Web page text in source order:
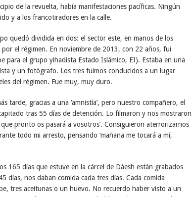
de la revuelta, había manifestaciones pacíficas. Ningún
y a los francotiradores en la calle.
quedó dividida en dos: el sector este, en manos de los
el régimen. En noviembre de 2013, con 22 años, fui
para el grupo yihadista Estado Islámico, EI). Estaba en una
y un fotógrafo. Los tres fuimos conducidos a un lugar
del régimen. Fue muy, muy duro.
tarde, gracias a una ‘amnistía’, pero nuestro compañero, el
tras 55 días de detención. Lo filmaron y nos mostraron
pronto os pasará a vosotros’. Consiguieron aterrorizarnos
todo mi arresto, pensando ‘mañana me tocará a mí,
165 días que estuve en la cárcel de Dáesh están grabados
días, nos daban comida cada tres días. Cada comida
tres aceitunas o un huevo. No recuerdo haber visto a un